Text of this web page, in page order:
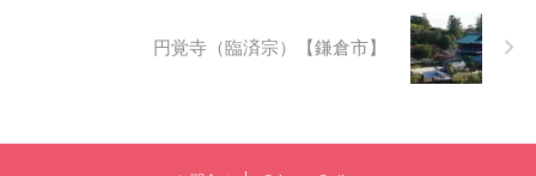
円覚寺（臨済宗）【鎌倉市】